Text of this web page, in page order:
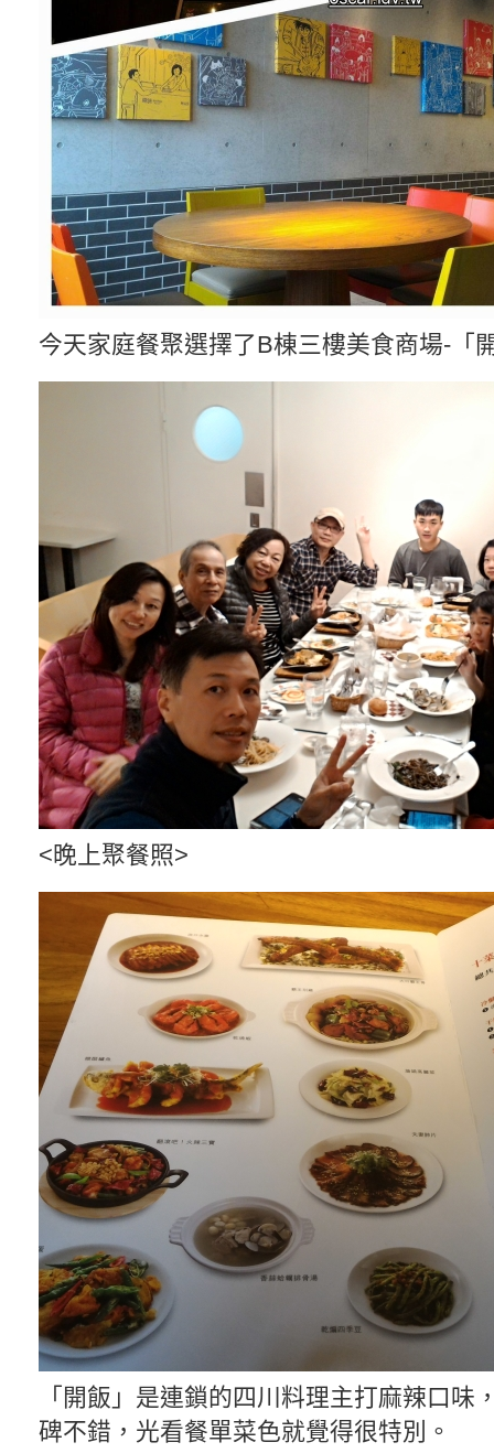
今天家庭餐聚選擇了B棟三樓美食商場-「
<晚上聚餐照>
「開飯」是連鎖的四川料理主打麻辣口味
碑不錯，光看餐單菜色就覺得很特別。